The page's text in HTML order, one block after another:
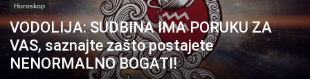
Horoskop
VODOLIJA: SUDBINA IMA PORUKU ZA
VAS, saznajte zašto postajete
NENORMALNO BOGATI!